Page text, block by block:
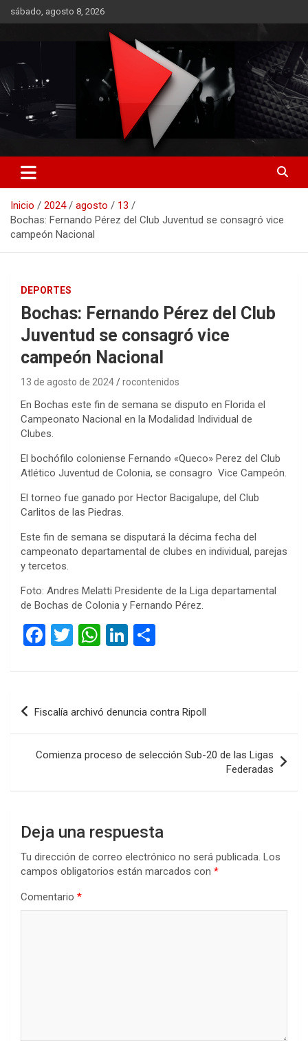
Saltar
al
sábado, agosto 8, 2026
RO CONTENIDOS
Inicio 2024 agosto
13
Bochas: Fernando Pérez del Club Juventud se consagró vice
campeón Nacional
DEPORTES
Bochas: Fernando Pérez del Club
Juventud se consagró vice
campeón Nacional
13 de agosto de 2024 rocontenidos
En Bochas este fin de semana se disputo en Florida el
Campeonato Nacional en la Modalidad Individual de
Clubes.
El bochófilo coloniense Fernando «Queco» Perez del Club
Atlético Juventud de Colonia, se consagro Vice Campeón.
El torneo fue ganado por Hector Bacigalupe, del Club
Carlitos de las Piedras.
Este fin de semana se disputará la décima fecha del
campeonato departamental de clubes en individual, parejas
y tercetos.
Foto: Andres Melatti Presidente de la Liga departamental
de Bochas de Colonia y Fernando Pérez.
F
ce
o
k
T
tt
W
at
A
p
Li
ke
n
m
ar
tir
Navegación
de
Fiscalía archivó denuncia contra Ripoll
Comienza proceso de selección Sub-20 de las Ligas
Federadas
Deja una respuesta
Tu dirección de correo electrónico no será publicada. Los
campos obligatorios están marcados con *
Comentario *